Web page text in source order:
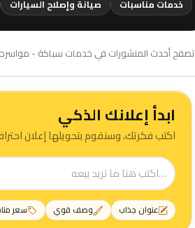
خدمات مناسبات
صيانة وإصلاح السيارات
تصفح أحدث المنشورات في خدمات سباكة -
ابدأ إعلانك الذكي
اكتب فكرتك، وسنقوم بتحويلها إعلان
عنوان جذاب وصف قوي سعر